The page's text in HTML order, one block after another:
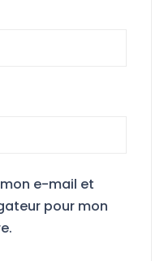
e-mail et
pour mon